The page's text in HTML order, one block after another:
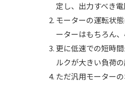
定し、出力すべき
モーターの運転状
ーターはもちろん
更に低速での短時
ルクが大きい負荷
ただ汎用モーター